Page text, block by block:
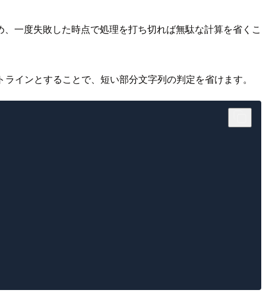
一度失敗した時点で処理を打ち切れば無駄な計算を省くこ
インとすることで、短い部分文字列の判定を省けます。